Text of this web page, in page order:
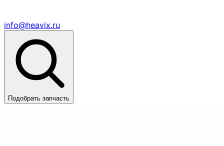
info@heavix.ru
Подобрать запчасть